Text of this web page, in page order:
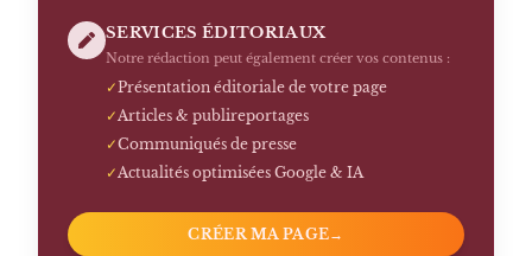
SERVICES ÉDITORIAUX
Notre rédaction peut également créer vos contenus :
✓Présentation éditoriale de votre page
✓ Articles & publireportages
✓Communiqués de presse
✓ Actualités optimisées Google & IA
CRÉER MA PAGE→